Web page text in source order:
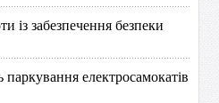
із забезпечення безпеки
електросамокатів